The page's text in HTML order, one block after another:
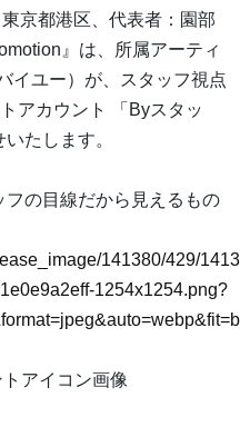
京都港区、代表者：園部
』は、所属アーティ
イユー）が、スタッフ視点
アカウント 「Byスタッ
たします。
の目線だから見えるもの
141380/429/
1254x1254.png?
トアイコン画像